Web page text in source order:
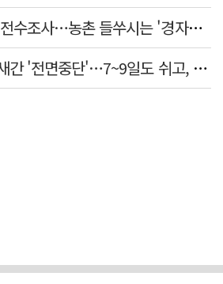
정부 느닷없는 농지 전수조사…농촌 들쑤시는 '경자유전'의 칼날
폭염에 프로야구 닷새간 '전면중단'…7~9일도 쉬고, 11일 재개